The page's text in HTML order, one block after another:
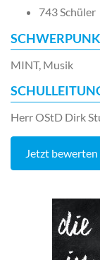
743 Schüler
MINT, Musik
Herr OStD Dirk
Jetzt bewerten